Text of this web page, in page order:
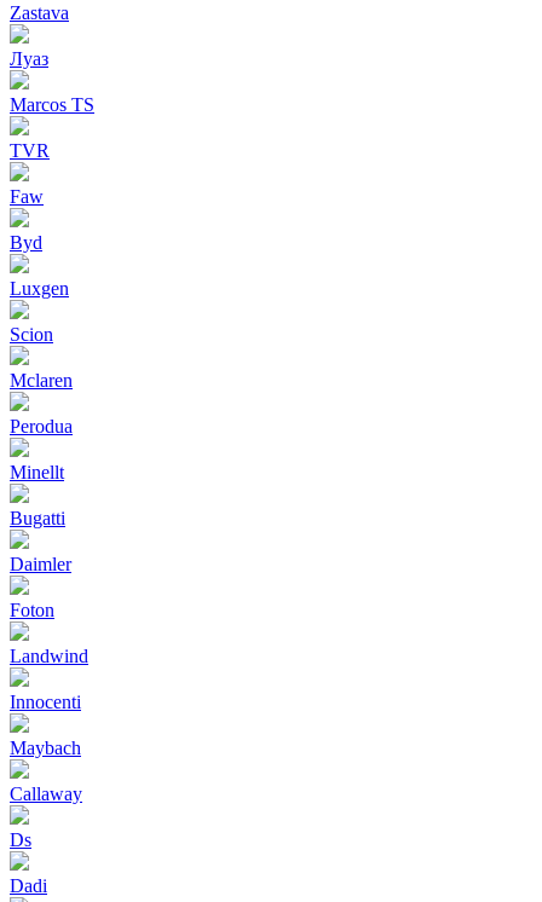
Zastava
Луаз
Marcos TS
TVR
Faw
Byd
Luxgen
Scion
Mclaren
Perodua
Minellt
Bugatti
Daimler
Foton
Landwind
Innocenti
Maybach
Callaway
Ds
Dadi